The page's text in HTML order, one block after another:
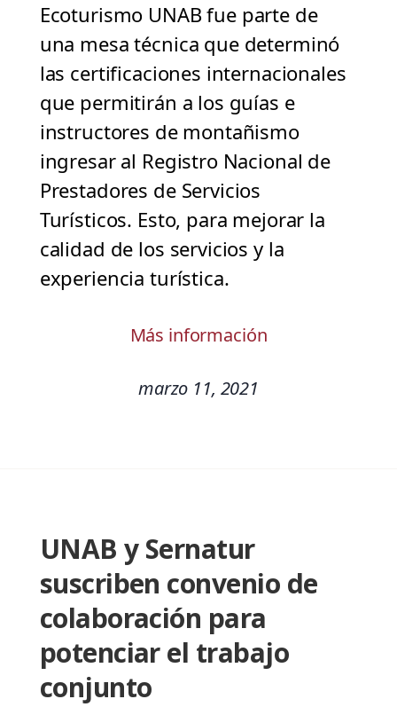
Ecoturismo UNAB fue parte de
una mesa técnica que determinó
las certificaciones internacionales
que permitirán a los guías e
instructores de montañismo
ingresar al Registro Nacional de
Prestadores de Servicios
Turísticos. Esto, para mejorar la
calidad de los servicios y la
experiencia turística.
Más información
marzo 11, 2021
UNAB y Sernatur
suscriben convenio de
colaboración para
potenciar el trabajo
conjunto